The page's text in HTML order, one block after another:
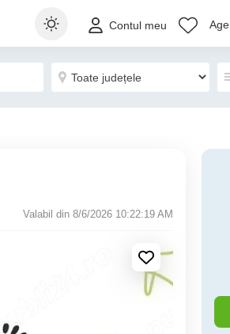
Contul meu
Valabil din 8/6/2026 10:22:19 AM